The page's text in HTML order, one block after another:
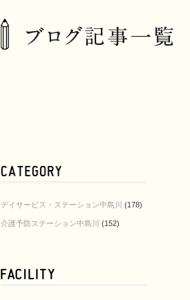
デイサービス・ステーション中島川 (178)
介護予防ステーション中島川 (152)